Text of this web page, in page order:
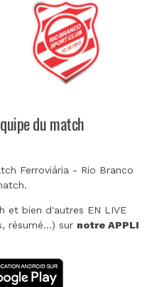
du match
Ferroviária - Rio Branco
et bien d'autres EN LIVE
résumé...) sur notre APPLI